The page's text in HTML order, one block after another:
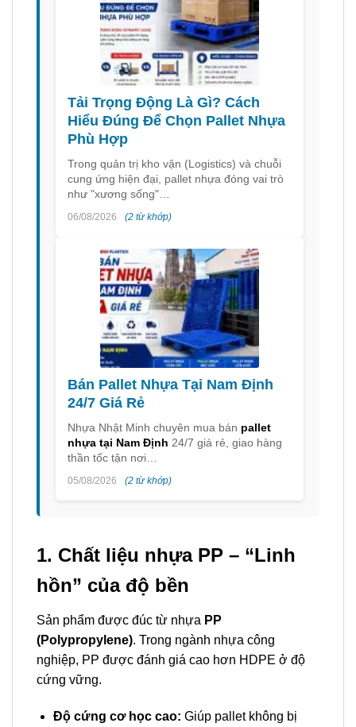
Tải Trọng Động Là Gì? Cách
Hiểu Đúng Để Chọn Pallet Nhựa
Phù Hợp
Trong quản trị kho vận (Logistics) và chuỗi
cung ứng hiện đại, pallet nhựa đóng vai trò
như "xương sống"…
06/08/2026 (2 từ khớp)
Bán Pallet Nhựa Tại Nam Định
24/7 Giá Rẻ
Nhựa Nhật Minh chuyên mua bán pallet
nhựa tại Nam Định 24/7 giá rẻ, giao hàng
thần tốc tận nơi…
05/08/2026 (2 từ khớp)
1. Chất liệu nhựa PP – “Linh
hồn” của độ bền
Sản phẩm được đúc từ nhựa PP
(Polypropylene). Trong ngành nhựa công
nghiệp, PP được đánh giá cao hơn HDPE ở độ
cứng vững.
Độ cứng cơ học cao: Giúp pallet không bị